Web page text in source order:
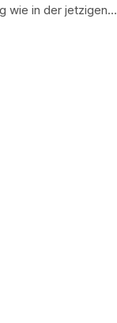
wie in der jetzigen…